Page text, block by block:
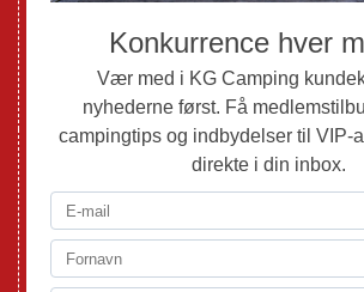
Mortens Campingtips
KG Camping Kundeklub
Nyheder
Adria
Adria Autocampere
Eriba
Fendt